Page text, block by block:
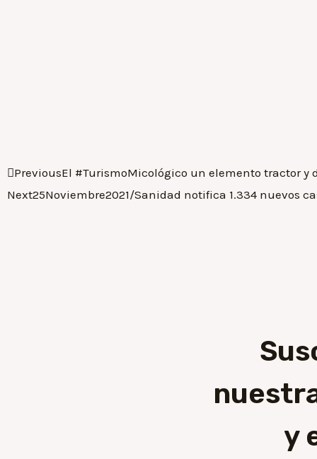
PreviousEl #TurismoMicológico un elemento tractor y
Next25Noviembre2021/Sanidad notifica 1.334 nuevos
y